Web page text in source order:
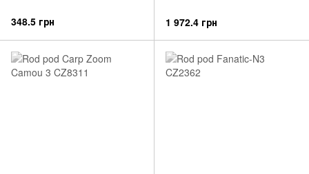
348.5 грн 1 972.4 грн